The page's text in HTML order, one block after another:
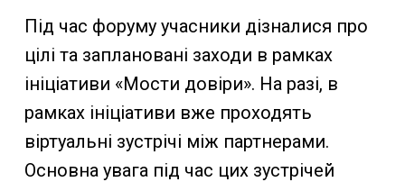
Під час форуму учасники дізналися про
цілі та заплановані заходи в рамках
ініціативи «Мости довіри». На разі, в
рамках ініціативи вже проходять
віртуальні зустрічі між партнерами.
Основна увага під час цих зустрічей